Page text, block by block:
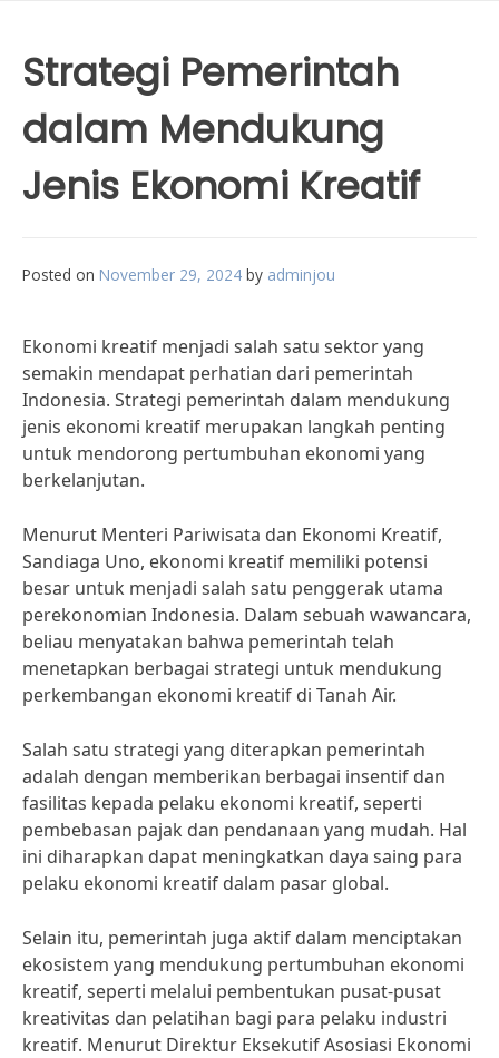
Strategi Pemerintah
dalam Mendukung
Jenis Ekonomi Kreatif
Posted on November 29, 2024 by adminjou
Ekonomi kreatif menjadi salah satu sektor yang
semakin mendapat perhatian dari pemerintah
Indonesia. Strategi pemerintah dalam mendukung
jenis ekonomi kreatif merupakan langkah penting
untuk mendorong pertumbuhan ekonomi yang
berkelanjutan.
Menurut Menteri Pariwisata dan Ekonomi Kreatif,
Sandiaga Uno, ekonomi kreatif memiliki potensi
besar untuk menjadi salah satu penggerak utama
perekonomian Indonesia. Dalam sebuah wawancara,
beliau menyatakan bahwa pemerintah telah
menetapkan berbagai strategi untuk mendukung
perkembangan ekonomi kreatif di Tanah Air.
Salah satu strategi yang diterapkan pemerintah
adalah dengan memberikan berbagai insentif dan
fasilitas kepada pelaku ekonomi kreatif, seperti
pembebasan pajak dan pendanaan yang mudah. Hal
ini diharapkan dapat meningkatkan daya saing para
pelaku ekonomi kreatif dalam pasar global.
Selain itu, pemerintah juga aktif dalam menciptakan
ekosistem yang mendukung pertumbuhan ekonomi
kreatif, seperti melalui pembentukan pusat-pusat
kreativitas dan pelatihan bagi para pelaku industri
kreatif. Menurut Direktur Eksekutif Asosiasi Ekonomi